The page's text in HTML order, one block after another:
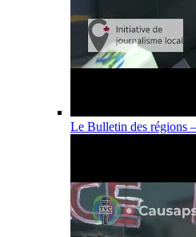
Le Bulletin des régions